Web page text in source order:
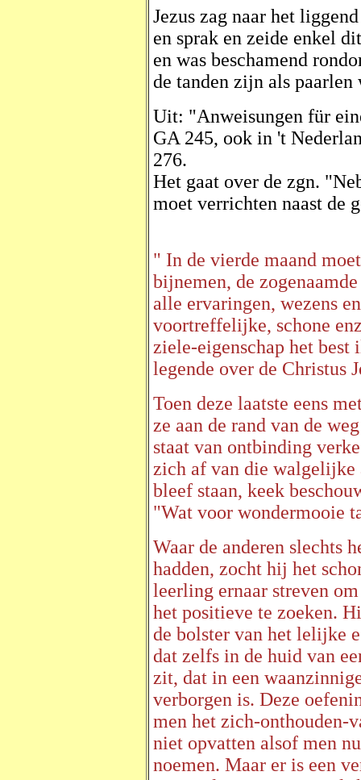
Jezus zag naar het
en sprak en zeide enkel dit
en was beschamend
de tanden zijn als paarlen
Uit: "Anweisungen für
GA 245, ook in 't
276.
Het gaat over de zgn.
moet verrichten naast de
" In de vierde maand
bijnemen, de
alle ervaringen, wezens
voortreffelijke, schone
ziele-eigenschap het best
legende over de Christus
Toen deze laatste eens
ze aan de rand van de
staat van ontbinding
zich af van die walgelijke
bleef staan, keek
"Wat voor wondermooie
Waar de anderen slechts
hadden, zocht hij het
leerling ernaar streven
het positieve te zoeken.
de bolster van het lelijke
dat zelfs in de huid van
zit, dat in een
verborgen is. Deze
men het zich-
niet opvatten alsof men
noemen. Maar er is een